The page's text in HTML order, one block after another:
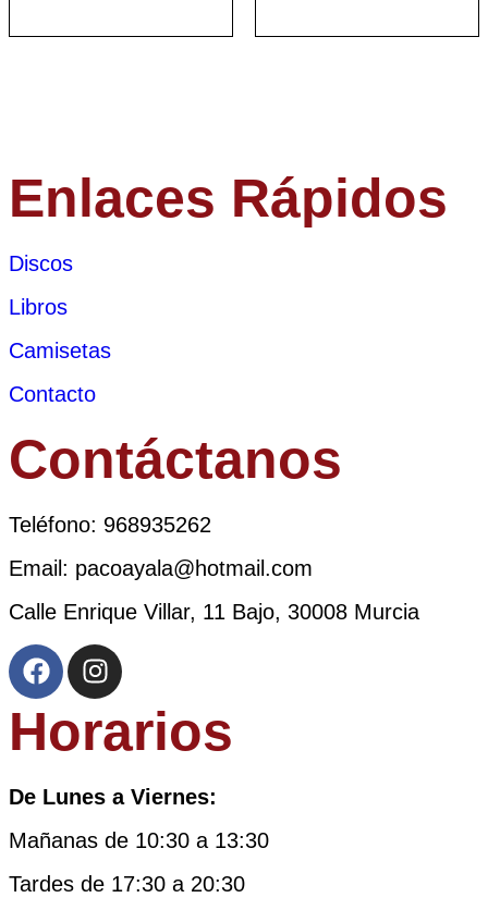
Enlaces Rápidos
Discos
Libros
Camisetas
Contacto
Contáctanos
Teléfono: 968935262
Email: pacoayala@hotmail.com
Calle Enrique Villar, 11 Bajo, 30008 Murcia
Horarios
De Lunes a Viernes:
Mañanas de 10:30 a 13:30
Tardes de 17:30 a 20:30